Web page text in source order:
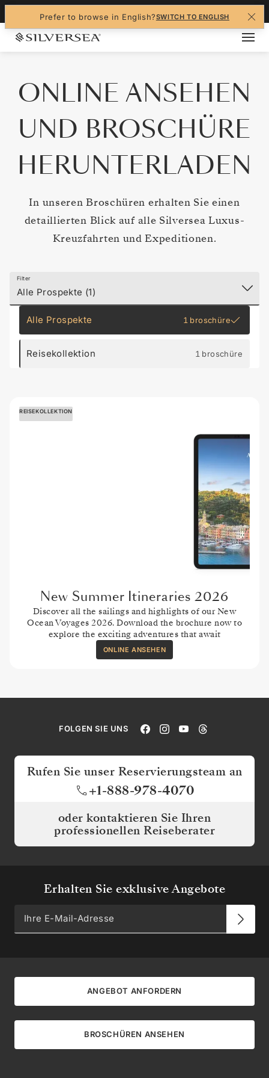
Prefer to browse in English?SWITCH TO ENGLISH
ONLINE ANSEHEN
UND BROSCHÜRE
HERUNTERLADEN
In unseren Broschüren erhalten Sie einen
detaillierten Blick auf alle Silversea Luxus-
Kreuzfahrten und Expeditionen.
Filter
Alle Prospekte (1)
Alle Prospekte 1 broschüre
Reisekollektion 1 broschüre
REISEKOLLEKTION
New Summer Itineraries 2026
Discover all the sailings and highlights of our New
Ocean Voyages 2026. Download the brochure now to
explore the exciting adventures that await
ONLINE ANSEHEN
FOLGEN SIE UNS
Rufen Sie unser Reservierungsteam an
+1-888-978-4070
oder kontaktieren Sie Ihren
professionellen Reiseberater
Erhalten Sie exklusive Angebote
ANGEBOT ANFORDERN
BROSCHÜREN ANSEHEN
Navigated to ONLINE ANSEHEN UND